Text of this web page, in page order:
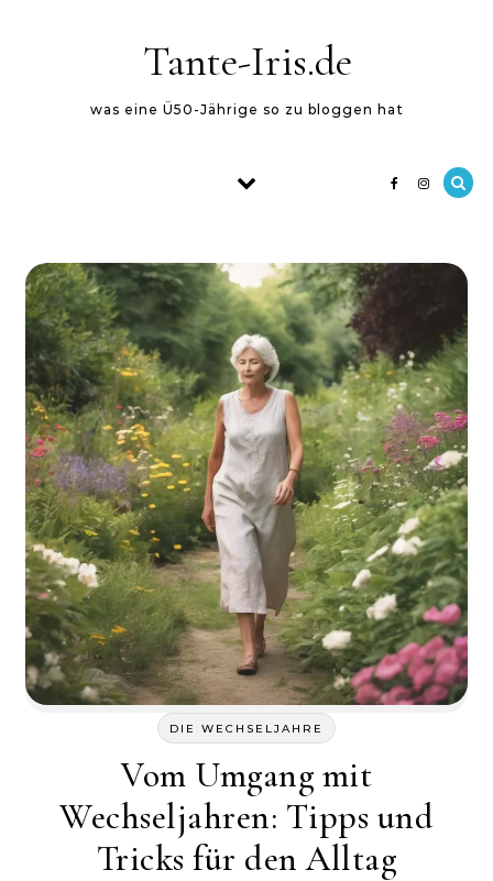
Tante-Iris.de
was eine Ü50-Jährige so zu bloggen hat
DIE WECHSELJAHRE
Vom Umgang mit
Wechseljahren: Tipps und
Tricks für den Alltag